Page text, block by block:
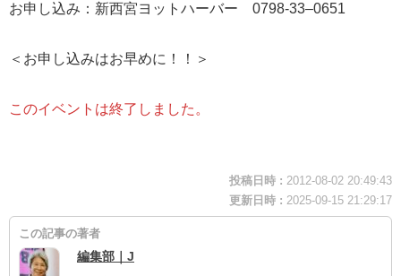
お申し込み：新西宮ヨットハーバー 0798-33–0651
＜お申し込みはお早めに！！＞
このイベントは終了しました。
投稿日時 : 2012-08-02 20:49:43
更新日時 : 2025-09-15 21:29:17
この記事の著者
編集部｜J